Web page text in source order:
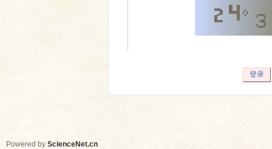
登录
Powered by ScienceNet.cn